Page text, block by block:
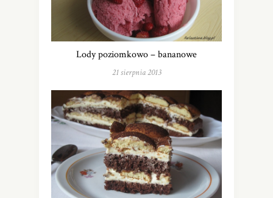
Lody poziomkowo – bananowe
21 sierpnia 2013